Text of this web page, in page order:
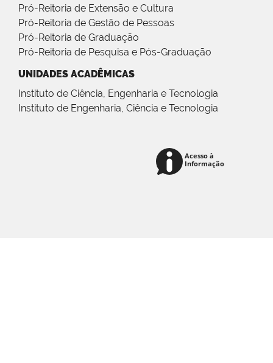
Pró-Reitoria de Extensão e Cultura
Pró-Reitoria de Gestão de Pessoas
Pró-Reitoria de Graduação
Pró-Reitoria de Pesquisa e Pós-Graduação
UNIDADES ACADÊMICAS
Instituto de Ciência, Engenharia e Tecnologia
Instituto de Engenharia, Ciência e Tecnologia